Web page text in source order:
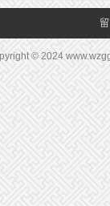
© 2024